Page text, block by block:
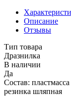
Описание
Отзывы
Тип товара
Дразнилка
В наличии
Да
Состав:
резинка шляпная